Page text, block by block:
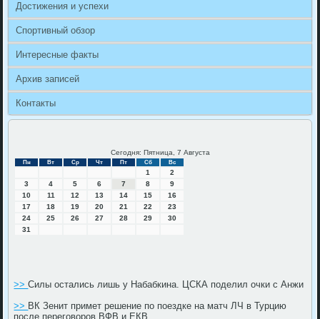
Достижения и успехи
Спортивный обзор
Интересные факты
Архив записей
Контакты
Сегодня: Пятница, 7 Августа
Пн Вт Ср Чт Пт Сб Вс
1
2
3
4 5 6 7 8
9
10
11 12 13 14 15
16
17
18 19 20 21 22
23
24
25 26 27 28 29
30
31
>>Силы остались лишь у Набабкина. ЦСКА поделил очки с Анжи
>> ВК Зенит примет решение по поездке на матч ЛЧ в Турцию
после переговоров ВФВ и ЕКВ